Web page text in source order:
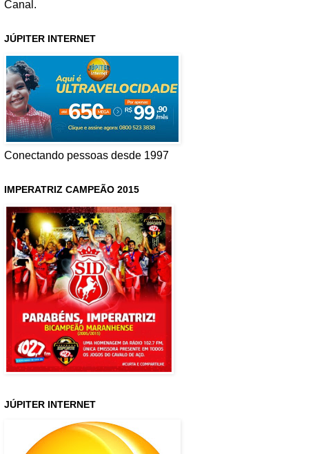
Canal.
JÚPITER INTERNET
Conectando pessoas desde 1997
IMPERATRIZ CAMPEÃO 2015
JÚPITER INTERNET